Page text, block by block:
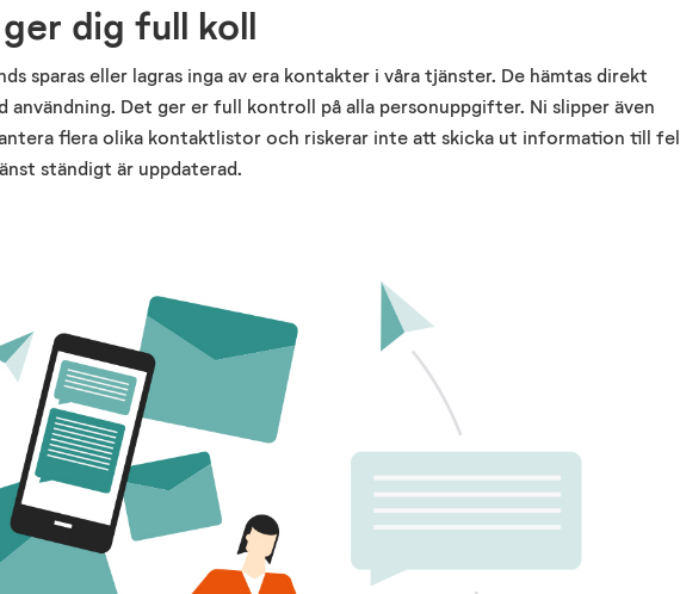
dig full koll
sparas eller lagras inga av era kontakter i våra tjänster. De hämtas direkt
användning. Det ger er full kontroll på alla personuppgifter. Ni slipper även
flera olika kontaktlistor och riskerar inte att skicka ut information till fel
ständigt är uppdaterad.